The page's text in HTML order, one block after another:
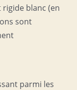
blanc (en
sont
parmi les